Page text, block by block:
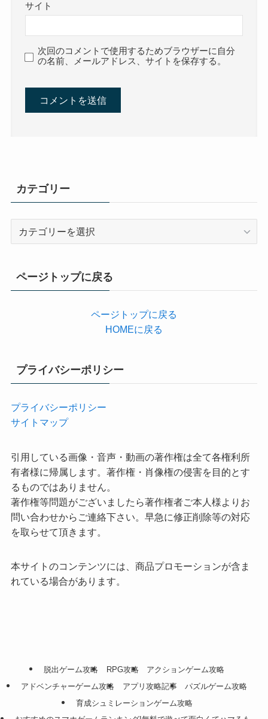
サイト
次回のコメントで使用するためブラウザーに自分
の名前、メールアドレス、サイトを保存する。
カテゴリー
ページトップに戻る
ページトップに戻る
HOMEに戻る
プライバシーポリシー
プライバシーポリシー
サイトマップ
引用している画像・音声・動画の著作権は全て各権利所
有者様に帰属します。著作権・肖像権の侵害を目的とす
るものではありません。
著作権等問題がございましたら著作権者ご本人様よりお
問い合わせからご連絡下さい。早急に修正削除等の対応
を取らせて頂きます。
本サイトのコンテンツには、商品プロモーションが含ま
れている場合があります。
脱出ゲーム攻略 RPG攻略
アクションゲーム攻略
アドベンチャーゲーム攻略
アプリ攻略記事
パズルゲーム攻略
育成シュミレーションゲーム攻略